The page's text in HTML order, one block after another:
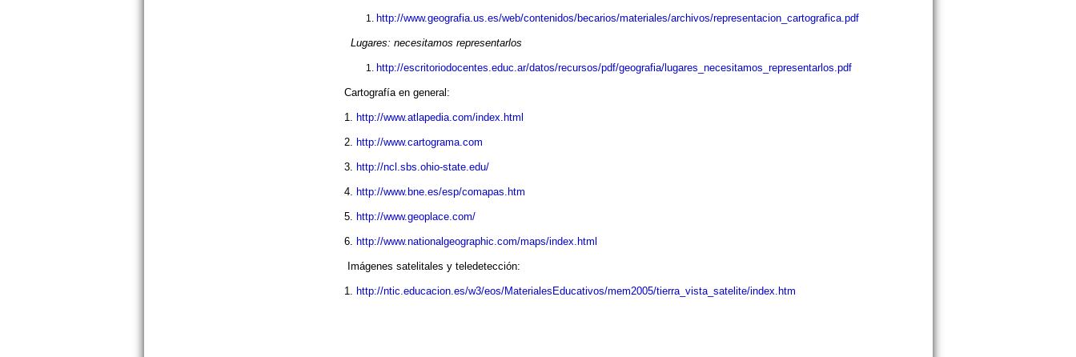
http://www.geografia.us.es/web/contenidos/becarios/materiales/archivos/representacion_cartografica.pdf
Lugares: necesitamos representarlos
http://escritoriodocentes.educ.ar/datos/recursos/pdf/geografia/lugares_necesitamos_representarlos.pdf
Cartografía en general:
1. http://www.atlapedia.com/index.html
2. http://www.cartograma.com
3. http://ncl.sbs.ohio-state.edu/
4. http://www.bne.es/esp/comapas.htm
5. http://www.geoplace.com/
6. http://www.nationalgeographic.com/maps/index.html
Imágenes satelitales y teledetección:
1. http://ntic.educacion.es/w3/eos/MaterialesEducativos/mem2005/tierra_vista_satelite/index.htm